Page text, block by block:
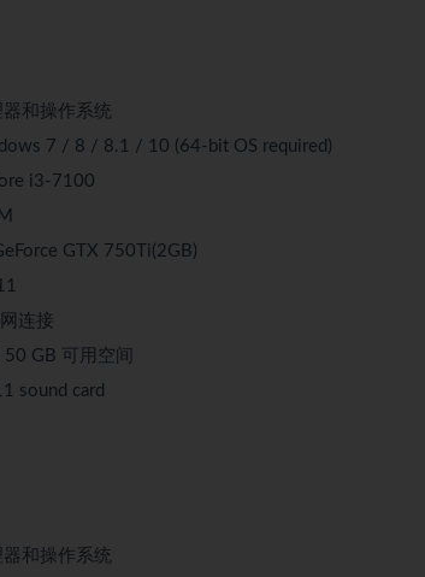
和操作系统
7 / 8 / 8.1 / 10 (64-bit OS required)
i3-7100
GTX 750Ti(2GB)
连接
50 GB 可用空间
sound card
和操作系统